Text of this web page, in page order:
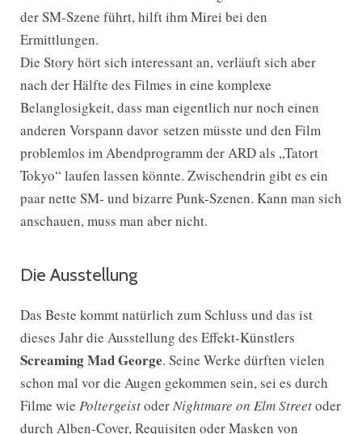
der SM-Szene führt, hilft ihm Mirei bei den
Ermittlungen.
Die Story hört sich interessant an, verläuft sich aber
nach der Hälfte des Filmes in eine komplexe
Belanglosigkeit, dass man eigentlich nur noch einen
anderen Vorspann davor setzen müsste und den Film
problemlos im Abendprogramm der ARD als „Tatort
Tokyo“ laufen lassen könnte. Zwischendrin gibt es ein
paar nette SM- und bizarre Punk-Szenen. Kann man sich
anschauen, muss man aber nicht.
Die Ausstellung
Das Beste kommt natürlich zum Schluss und das ist
dieses Jahr die Ausstellung des Effekt-Künstlers
Screaming Mad George. Seine Werke dürften vielen
schon mal vor die Augen gekommen sein, sei es durch
Filme wie PoltergeistoderNightmare on Elm Streetoder
durch Alben-Cover, Requisiten oder Masken von